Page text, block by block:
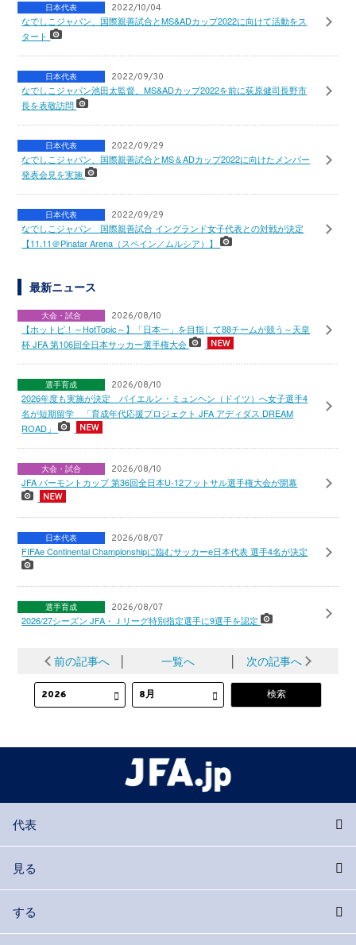
日本代表 2022/10/04
なでしこジャパン、国際親善試合とMS&ADカップ2022に向けて活動をス
タート
日本代表 2022/09/30
なでしこジャパン池田太監督、MS&ADカップ2022を前に荻原健司長野市
長を表敬訪問
日本代表 2022/09/29
なでしこジャパン、国際親善試合とMS＆ADカップ2022に向けたメンバー
発表会見を実施
日本代表 2022/09/29
なでしこジャパン 国際親善試合 イングランド女子代表との対戦が決定
【11.11＠Pinatar Arena（スペイン／ムルシア）】
最新ニュース
大会・試合 2026/08/10
【ホットピ！～HotTopic～】「日本一」を目指して88チームが競う～天皇
杯 JFA 第106回全日本サッカー選手権大会
選手育成 2026/08/10
2026年度も実施が決定 バイエルン・ミュンヘン（ドイツ）へ女子選手4
名が短期留学 「育成年代応援プロジェクト JFA アディダス DREAM
ROAD」
大会・試合 2026/08/10
JFA バーモントカップ 第36回全日本U-12フットサル選手権大会が開幕
日本代表 2026/08/07
FIFAe Continental Championshipに臨むサッカーe日本代表 選手4名が決定
選手育成 2026/08/07
2026/27シーズン JFA・Ｊリーグ特別指定選手に9選手を認定
前の記事へ │ 一覧へ │ 次の記事へ
代表
見る
する